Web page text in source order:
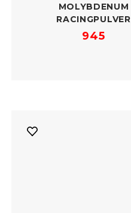
MOLYBDENUM
RACINGPULVER
945